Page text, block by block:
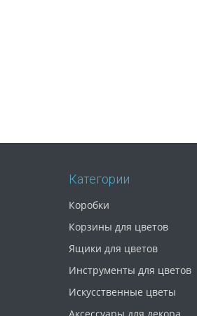
Категории
Коробки
Корзины для цветов
Ящики для цветов
Инструменты для цветов
Искусственные цветы